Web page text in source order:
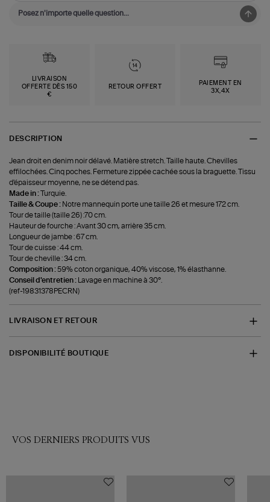
LIVRAISON
OFFERTE DÈS 150
€
RETOUR OFFERT
PAIEMENT EN
3X,4X
DESCRIPTION
Jean droit en denim noir délavé. Matière stretch. Taille haute. Chevilles
effilochées. Cinq poches. Fermeture zippée cachée sous la braguette. Tissu
d'épaisseur moyenne, ne se détend pas.
Made in :Turquie.
Taille & Coupe : Notre mannequin porte une taille 26 et mesure 172 cm.
Tour de taille (taille 26) :70 cm.
Hauteur de fourche : Avant 30 cm, arrière 35 cm.
Longueur de jambe : 67 cm.
Tour de cuisse : 44 cm.
Tour de cheville : 34 cm.
Composition :59% coton organique, 40% viscose, 1% élasthanne.
Conseil d'entretien :
Lavage en machine à 30°.
(ref-19831378PECRN)
LIVRAISON ET RETOUR
DISPONIBILITÉ BOUTIQUE
VOS DERNIERS PRODUITS VUS